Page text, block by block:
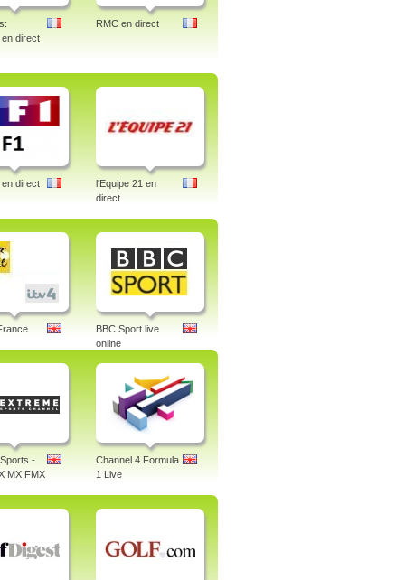
direct
RMC en direct
direct
l'Equipe 21 en
direct
BBC Sport live
online
-
MX FMX
Channel 4 Formula
1 Live